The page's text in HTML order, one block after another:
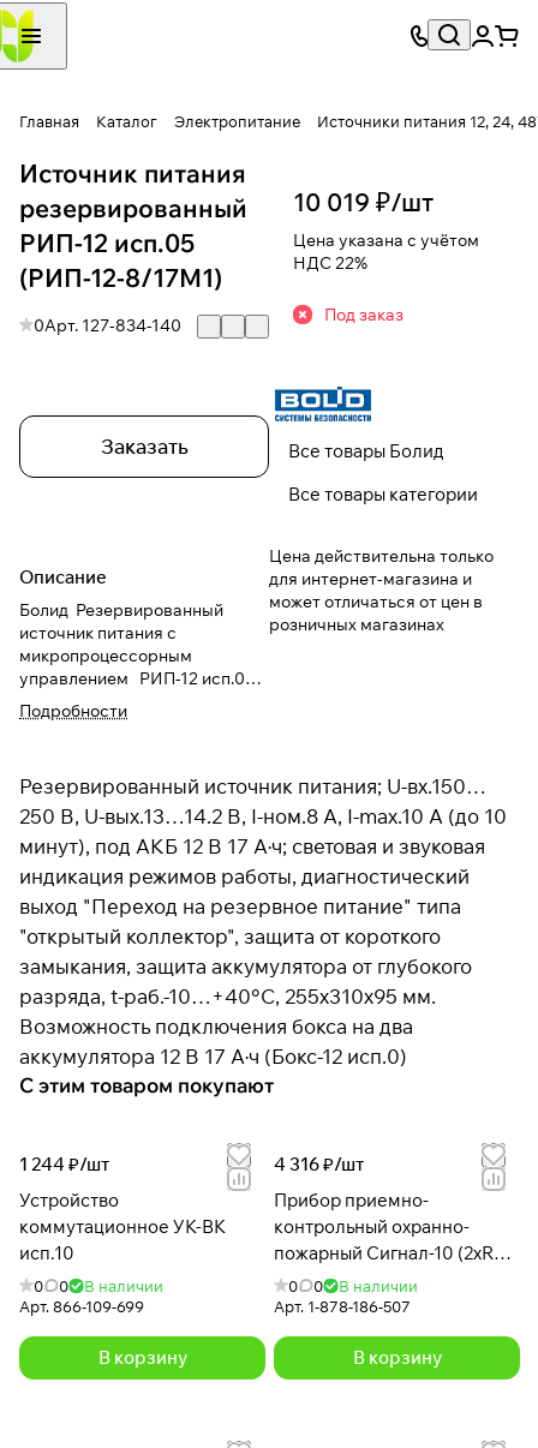
Главная Каталог Электропитание Источники питания 12, 24,
Источник питания
резервированный
РИП-12 исп.05
(РИП-12-8/17М1)
0Арт. 127-834-140
Заказать
Описание
Болид Резервированный
источник питания с
микропроцессорным
управлением РИП-12 исп.05
(РИП-12-8/17М1)
Подробности
10 019 ₽/шт
Цена указана с учётом
НДС 22%
Под заказ
Все товары Болид
Все товары категории
Цена действительна только
для интернет-магазина и
может отличаться от цен в
розничных магазинах
Резервированный источник питания; U-вх.150…
250 В, U-вых.13…14.2 В, I-ном.8 А, I-max.10 А (до 10
минут), под АКБ 12 В 17 А·ч; световая и звуковая
индикация режимов работы, диагностический
выход "Переход на резервное питание" типа
"открытый коллектор", защита от короткого
замыкания, защита аккумулятора от глубокого
разряда, t-раб.-10…+40°С, 255х310х95 мм.
Возможность подключения бокса на два
аккумулятора 12 В 17 А·ч (Бокс-12 исп.0)
С этим товаром покупают
1 244 ₽/шт
Устройство
коммутационное УК-ВК
исп.10
0 0
В наличии
Арт.866-109-699
В корзину
4 316 ₽/шт
Прибор приемно-
контрольный охранно-
пожарный Сигнал-10 (2xRS-
485) (два интерфейса RS-
485)
0 0
В наличии
Арт. 1-878-186-507
В корзину